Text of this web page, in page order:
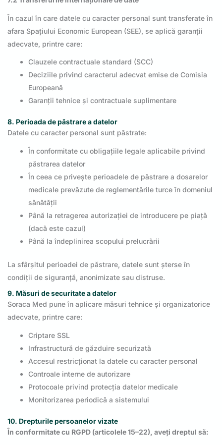
În cazul în care datele cu caracter personal sunt transferate în
afara Spațiului Economic European (SEE), se aplică garanții
adecvate, printre care:
Clauzele contractuale standard (SCC)
Deciziile privind caracterul adecvat emise de Comisia
Europeană
Garanții tehnice și contractuale suplimentare
8. Perioada de păstrare a datelor
Datele cu caracter personal sunt păstrate:
În conformitate cu obligațiile legale aplicabile privind
păstrarea datelor
În ceea ce privește perioadele de păstrare a dosarelor
medicale prevăzute de reglementările turce în domeniul
sănătății
Până la retragerea autorizației de introducere pe piață
(dacă este cazul)
Până la îndeplinirea scopului prelucrării
La sfârșitul perioadei de păstrare, datele sunt șterse în
condiții de siguranță, anonimizate sau distruse.
9. Măsuri de securitate a datelor
Soraca Med pune în aplicare măsuri tehnice și organizatorice
adecvate, printre care:
Criptare SSL
Infrastructură de găzduire securizată
Accesul restricționat la datele cu caracter personal
Controale interne de autorizare
Protocoale privind protecția datelor medicale
Monitorizarea periodică a sistemului
10. Drepturile persoanelor vizate
În conformitate cu RGPD (articolele 15–22), aveți dreptul să: